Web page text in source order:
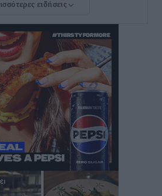
– Εκεί που το καλοκαίρι
12 ώρες
κατά 34% οι μεταναστευτικές
σύνορα
κέρδισε αποζημίωση 900
ξαπλώστρες στις
του
ώρες
ειδήσεις